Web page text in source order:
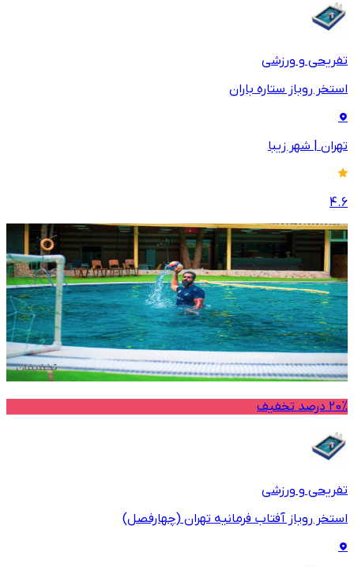
تفریحی و ورزشی
استخر روباز ستاره باران
تهران | شهر زیبا
4.6
20% درصد تخفیف
تفریحی و ورزشی
استخر روباز آفتاب فرمانیه تهران (چهارفصل)